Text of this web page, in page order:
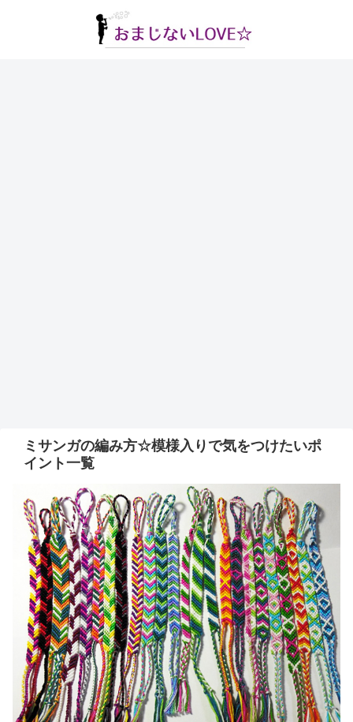
ミサンガの編み方☆模様入りで気をつけたいポ
イント一覧